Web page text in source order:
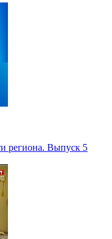
региона. Выпуск 5